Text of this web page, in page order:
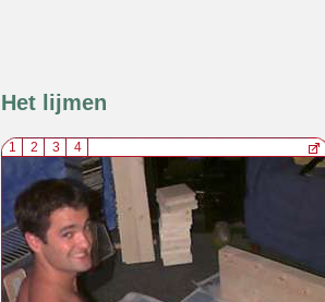
Het lijmen
1 2 3 4